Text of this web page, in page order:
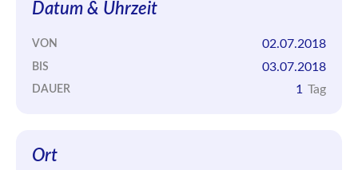
Datum & Uhrzeit
VON 02.07.2018
BIS 03.07.2018
DAUER 1 Tag
Ort